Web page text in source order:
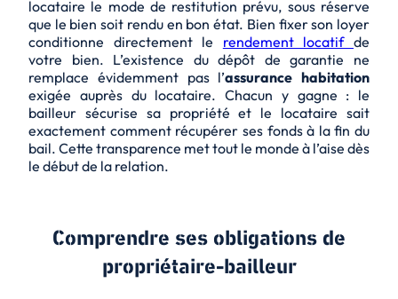
locataire le mode de restitution prévu, sous réserve
que le bien soit rendu en bon état. Bien fixer son loyer
conditionne directement le rendement locatifde
votre bien. L’existence du dépôt de garantie ne
remplace évidemment pas l’assurance habitation
exigée auprès du locataire. Chacun y gagne : le
bailleur sécurise sa propriété et le locataire sait
exactement comment récupérer ses fonds à la fin du
bail. Cette transparence met tout le monde à l’aise dès
le début de la relation.
Comprendre ses obligations de
propriétaire-bailleur